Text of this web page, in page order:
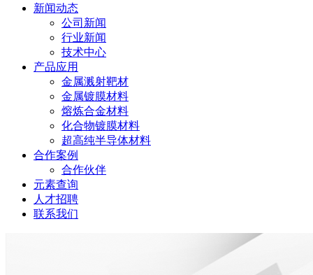
新闻动态
公司新闻
行业新闻
技术中心
产品应用
金属溅射靶材
金属镀膜材料
熔炼合金材料
化合物镀膜材料
超高纯半导体材料
合作案例
合作伙伴
元素查询
人才招聘
联系我们